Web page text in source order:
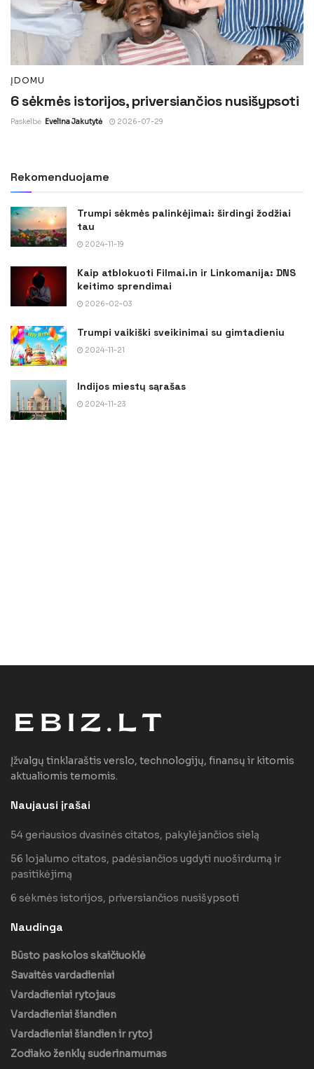
ĮDOMU
6 sėkmės istorijos, priversiančios nusišypsoti
Paskelbė Evelina Jakutytė 2026-07-29
Rekomenduojame
Trumpi sėkmės palinkėjimai: širdingi žodžiai
tau
2024-11-19
Kaip atblokuoti Filmai.in ir Linkomanija: DNS
keitimo sprendimai
2026-02-03
Trumpi vaikiški sveikinimai su gimtadieniu
2024-11-21
Indijos miestų sąrašas
2024-11-23
Įžvalgų tinklaraštis verslo, technologijų, finansų ir kitomis
aktualiomis temomis.
Naujausi įrašai
54 geriausios dvasinės citatos, pakylėjančios sielą
56 lojalumo citatos, padėsiančios ugdyti nuoširdumą ir
pasitikėjimą
6 sėkmės istorijos, priversiančios nusišypsoti
Naudinga
Būsto paskolos skaičiuoklė
Savaitės vardadieniai
Vardadieniai rytojaus
Vardadieniai šiandien
Vardadieniai šiandien ir rytoj
Zodiako ženklų suderinamumas